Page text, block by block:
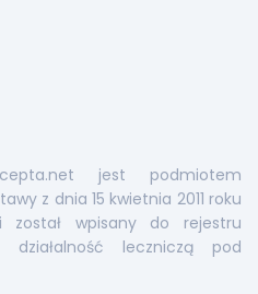
jest podmiotem
z dnia 15 kwietnia 2011 roku
został wpisany do rejestru
działalność leczniczą pod